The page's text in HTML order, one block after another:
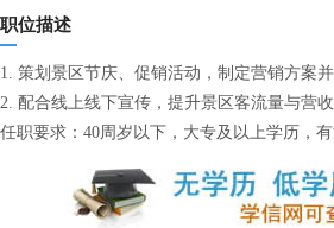
职位描述
1. 策划景区节庆、促销活动，制定营销方案
2. 配合线上线下宣传，提升景区客流量与营收
任职要求：40周岁以下，大专及以上学历，